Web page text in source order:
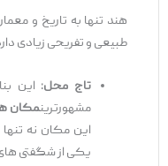
هند تنها به تاریخ و
طبیعی و تفریحی زیادی
تاج محل: این
مشهورترینمکان
این مکان نه ‌تنها
یکی از شگفتی ‌های